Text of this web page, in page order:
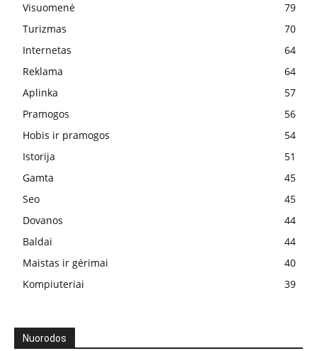
Visuomenė
79
Turizmas
70
Internetas
64
Reklama
64
Aplinka
57
Pramogos
56
Hobis ir pramogos
54
Istorija
51
Gamta
45
Seo
45
Dovanos
44
Baldai
44
Maistas ir gėrimai
40
Kompiuteriai
39
Nuorodos